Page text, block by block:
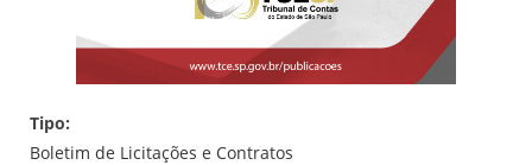
Tipo:
Boletim de Licitações e Contratos